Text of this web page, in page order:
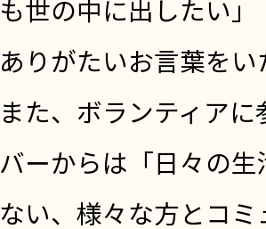
も世の中に出したい
ありがたいお言葉を
また、ボランティア
バーからは「日々の
ない、様々な方とコ